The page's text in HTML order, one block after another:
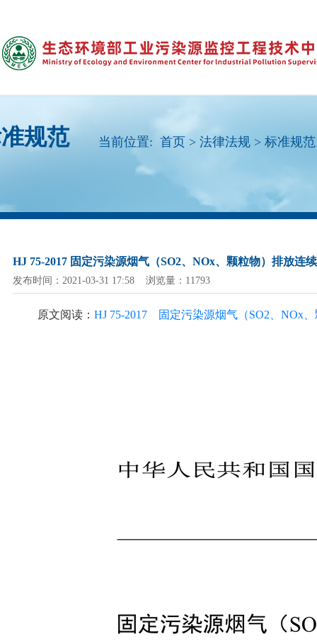
规范 当前位置: 首页 > 法律法规 > 标准规范
HJ 75-2017 固定污染源烟气（SO2、NOx、颗粒物）排放连
发布时间：2021-03-31 17:58 浏览量：11793
原文阅读： HJ 75-2017 固定污染源烟气（SO2、NOx